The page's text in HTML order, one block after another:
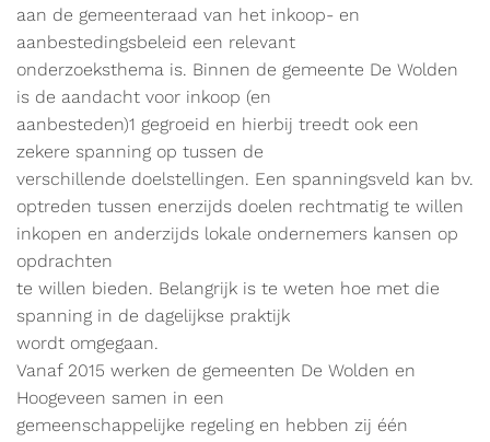
aan de gemeenteraad van het inkoop- en
aanbestedingsbeleid een relevant
onderzoeksthema is. Binnen de gemeente De Wolden
is de aandacht voor inkoop (en
aanbesteden)1 gegroeid en hierbij treedt ook een
zekere spanning op tussen de
verschillende doelstellingen. Een spanningsveld kan bv.
optreden tussen enerzijds doelen rechtmatig te willen
inkopen en anderzijds lokale ondernemers kansen op
opdrachten
te willen bieden. Belangrijk is te weten hoe met die
spanning in de dagelijkse praktijk
wordt omgegaan.
Vanaf 2015 werken de gemeenten De Wolden en
Hoogeveen samen in een
gemeenschappelijke regeling en hebben zij één